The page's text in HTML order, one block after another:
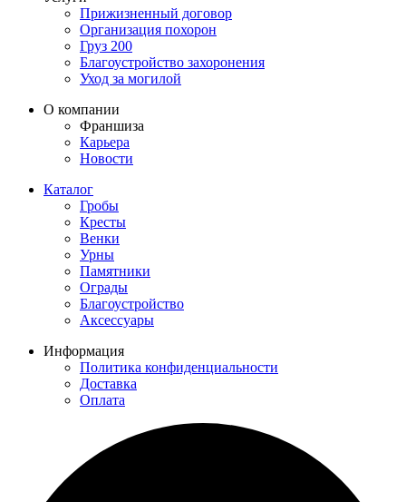
Прижизненный договор
Организация похорон
Груз 200
Благоустройство захоронения
Уход за могилой
О компании
Франшиза
Карьера
Новости
Каталог
Гробы
Кресты
Венки
Урны
Памятники
Ограды
Благоустройство
Аксессуары
Информация
Политика конфиденциальности
Доставка
Оплата